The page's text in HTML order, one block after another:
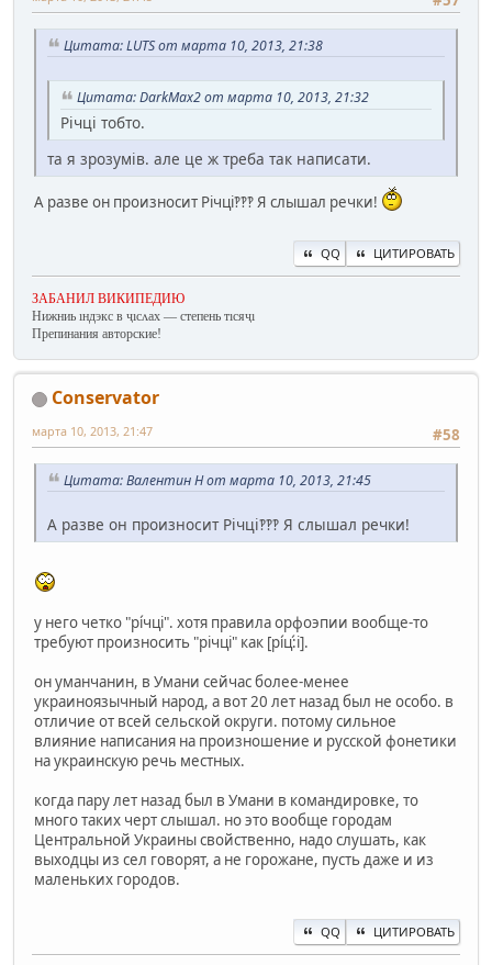
Цитата: LUTS от марта 10, 2013, 21:38
Цитата: DarkMax2 от марта 10, 2013, 21:32
Річці тобто.
та я зрозумів. але це ж треба так написати.
А разве он произносит Річці‽‽‽ Я слышал речки!
QQ ЦИТИРОВАТЬ
ЗАБАНИЛ ВИКИПЕДИЮ
Нижниь ıндэкс в ҷıсʌах — степень тıсяҷı
Препинания авторские!
Conservator
#58
марта 10, 2013, 21:47
Цитата: Валентин Н от марта 10, 2013, 21:45
А разве он произносит Річці‽‽‽ Я слышал речки!
у него четко "рі́чці". хотя правила орфоэпии вообще-то
требуют произносить "річці" как [рі́ц:́і].
он уманчанин, в Умани сейчас более-менее
украиноязычный народ, а вот 20 лет назад был не особо. в
отличие от всей сельской округи. потому сильное
влияние написания на произношение и русской фонетики
на украинскую речь местных.
когда пару лет назад был в Умани в командировке, то
много таких черт слышал. но это вообще городам
Центральной Украины свойственно, надо слушать, как
выходцы из сел говорят, а не горожане, пусть даже и из
маленьких городов.
QQ ЦИТИРОВАТЬ